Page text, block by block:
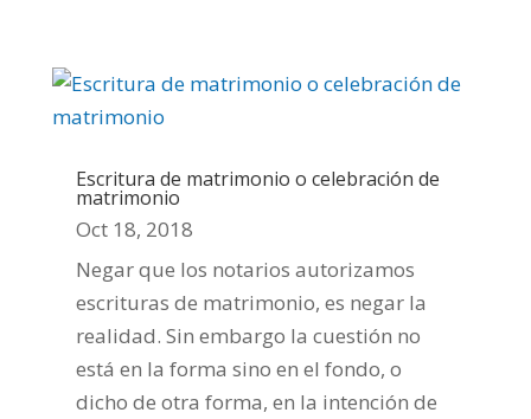
Escritura de matrimonio o celebración de
matrimonio
Oct 18, 2018
Negar que los notarios autorizamos
escrituras de matrimonio, es negar la
realidad. Sin embargo la cuestión no
está en la forma sino en el fondo, o
dicho de otra forma, en la intención de